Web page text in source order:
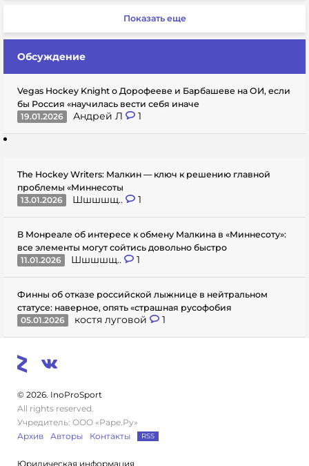
Показать еще
Обсуждение
Vegas Hockey Knight о Дорофееве и Барбашеве на ОИ, если
бы Россия «научилась вести себя иначе
19.01.2026
Андрей Л 1
The Hockey Writers: Малкин — ключ к решению главной
проблемы «Миннесоты
13.01.2026
Шшшшщ.. 1
В Монреале об интересе к обмену Малкина в «Миннесоту»:
все элементы могут сойтись довольно быстро
11.01.2026
Шшшшщ.. 1
Финны об отказе российской лыжнице в нейтральном
статусе: наверное, опять «страшная русофобия
05.01.2026
костя луговой 1
© 2026. InoProSport
All rights reserved.
Учредитель: ООО «Раре.Ру»
Архив
Авторы Контакты RSS
Юридическая информация